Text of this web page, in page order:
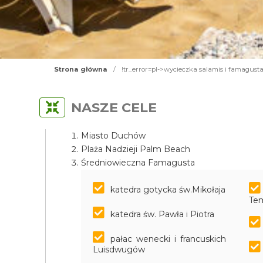
Strona główna / !tr_error=pl->wycieczka salamis i
NASZE CELE
Miasto Duchów
Plaża Nadzieji Palm Beach
Średniowieczna Famagusta
katedra gotycka św.Mikołaja
katedra św. Pawła i Piotra
pałac wenecki i francuskich
Luisdwugów